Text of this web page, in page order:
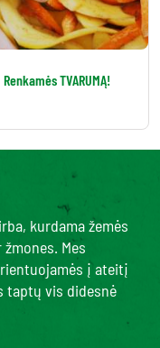
Renkamės TVARUMĄ!
kurdama žemės
Mes
į ateitį
taptų vis didesnė